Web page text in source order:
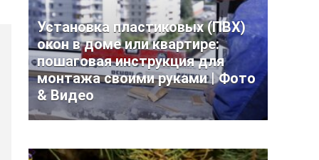
Установка пластиковых (ПВХ)
окон в доме или квартире:
пошаговая инструкция для
монтажа своими руками | Фото
& Видео